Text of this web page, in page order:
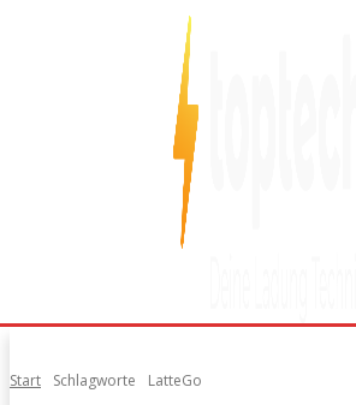
Start Schlagworte LatteGo